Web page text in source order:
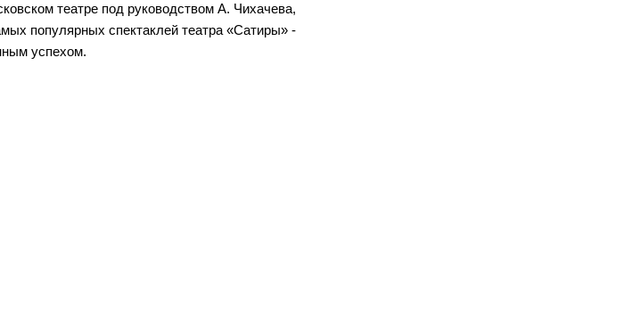
театре под руководством А. Чихачева,
популярных спектаклей театра «Сатиры» -
успехом.